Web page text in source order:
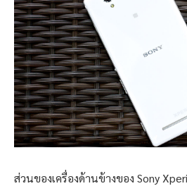
ส่วนของเครื่องด้านข้างของ Sony